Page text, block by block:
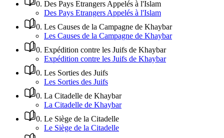
0. Des Pays Etrangers Appelés à l'Islam
Des Pays Etrangers Appelés à l'Islam
0. Les Causes de la Campagne de Khaybar
Les Causes de la Campagne de Khaybar
0. Expédition contre les Juifs de Khaybar
Expédition contre les Juifs de Khaybar
0. Les Sorties des Juifs
Les Sorties des Juifs
0. La Citadelle de Khaybar
La Citadelle de Khaybar
0. Le Siège de la Citadelle
Le Siège de la Citadelle